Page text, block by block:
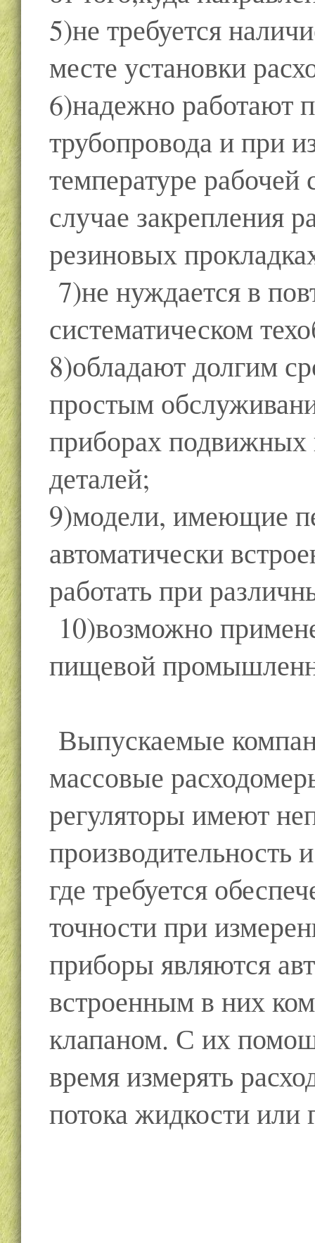
5)не требуется
месте установки
6)надежно работают
трубопровода и при
температуре
случае закрепления
резиновых
7)не нуждается в
систематическом
8)обладают долгим
простым
приборах
деталей;
9)модели, имеющие
автоматически
работать при
10)возможно
пищевой
Выпускаемые
массовые
регуляторы имеют
производительность
где требуется
точности при
приборы являются
встроенным в них
клапаном. С их
время измерять
потока жидкости или